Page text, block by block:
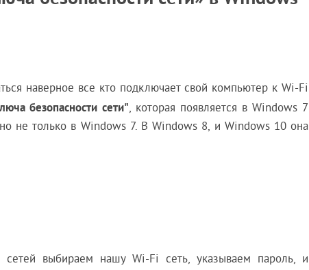
наверное все кто подключает свой компьютер к Wi-Fi
безопасности сети", которая появляется в Windows 7
не только в Windows 7. В Windows 8, и Windows 10 она
выбираем нашу Wi-Fi сеть, указываем пароль, и